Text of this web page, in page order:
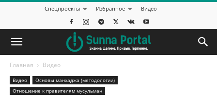
Спецпроекты Избранное Видео
Главная Видео
Видео
Основы манхаджа (методологии)
Отношение к правителям мусульман